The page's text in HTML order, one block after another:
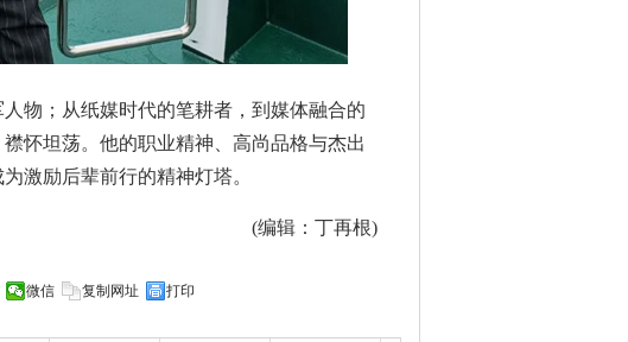
物；从纸媒时代的笔耕者，到媒体融合的
怀坦荡。他的职业精神、高尚品格与杰出
激励后辈前行的精神灯塔。
(编辑：丁再根)
微信 复制网址 打印